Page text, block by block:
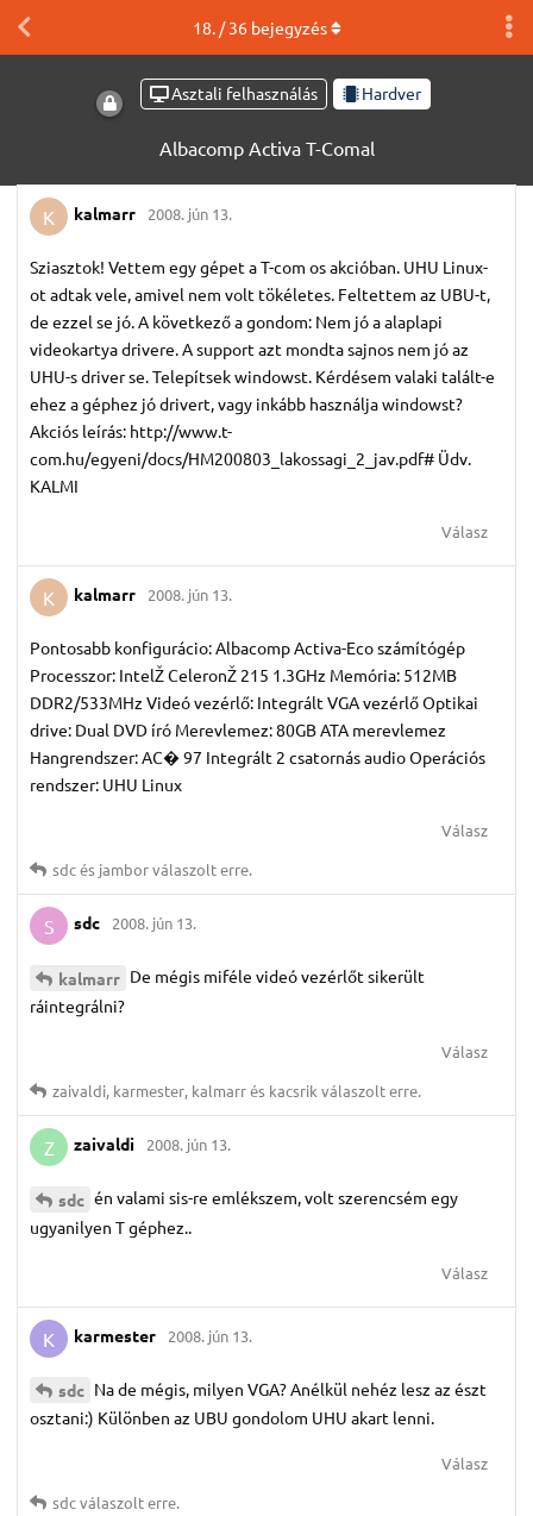
Asztali felhasználás Hardver
Albacomp Activa T-Comal
18. /36bejegyzés
K kalmarr 2008. jún 13.
Sziasztok! Vettem egy gépet a T-com os akcióban. UHU Linux-
ot adtak vele, amivel nem volt tökéletes. Feltettem az UBU-t,
de ezzel se jó. A következő a gondom: Nem jó a alaplapi
videokartya drivere. A support azt mondta sajnos nem jó az
UHU-s driver se. Telepítsek windowst. Kérdésem valaki talált-e
ehez a géphez jó drivert, vagy inkább használja windowst?
Akciós leírás: http://www.t-
com.hu/egyeni/docs/HM200803_lakossagi_2_jav.pdf# Üdv.
KALMI
Válasz
K kalmarr 2008. jún 13.
Pontosabb konfigurácio: Albacomp Activa-Eco számítógép
Processzor: IntelŽ CeleronŽ 215 1.3GHz Memória: 512MB
DDR2/533MHz Videó vezérlő: Integrált VGA vezérlő Optikai
drive: Dual DVD író Merevlemez: 80GB ATA merevlemez
Hangrendszer: AC� 97 Integrált 2 csatornás audio Operációs
rendszer: UHU Linux
Válasz
sdcés jamborválaszolt erre.
S sdc 2008. jún 13.
kalmarr De mégis miféle videó vezérlőt sikerült
ráintegrálni?
Válasz
zaivaldi, karmester, kalmarrés kacsrik válaszolt erre.
Z zaivaldi 2008. jún 13.
sdc én valami sis-re emlékszem, volt szerencsém egy
ugyanilyen T géphez..
Válasz
K karmester 2008. jún 13.
sdc Na de mégis, milyen VGA? Anélkül nehéz lesz az észt
osztani:) Különben az UBU gondolom UHU akart lenni.
Válasz
sdcválaszolt erre.